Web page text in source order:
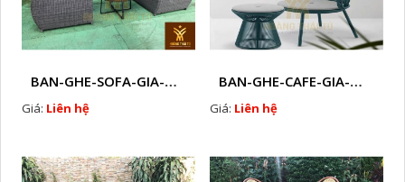
BAN-GHE-SOFA-GIA-MAY-HTTK9
Giá: Liên hệ
BAN-GHE-CAFE-GIA-MAY-HTTK1
Giá: Liên hệ